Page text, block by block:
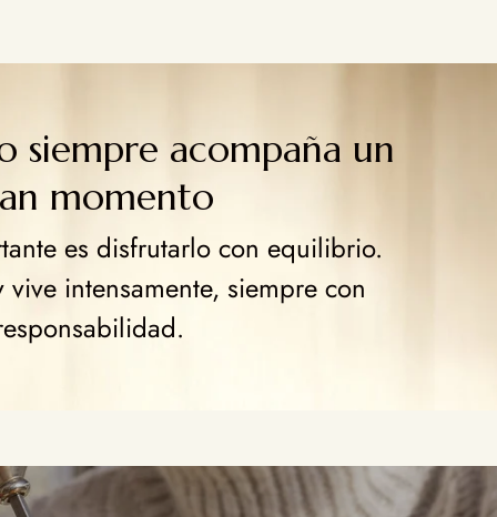
siempre acompaña un
momento
es disfrutarlo con equilibrio.
intensamente, siempre con